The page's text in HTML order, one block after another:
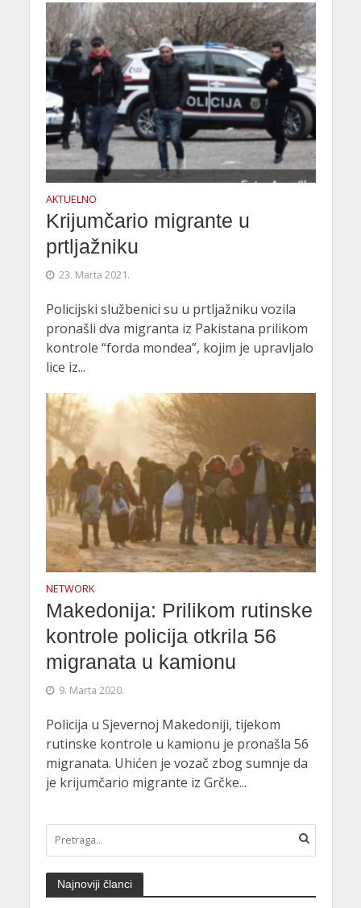
AKTUELNO
Krijumčario migrante u
prtljažniku
23. Marta 2021.
Policijski službenici su u prtljažniku vozila
pronašli dva migranta iz Pakistana prilikom
kontrole “forda mondea”, kojim je upravljalo
lice iz...
NETWORK
Makedonija: Prilikom rutinske
kontrole policija otkrila 56
migranata u kamionu
9. Marta 2020.
Policija u Sjevernoj Makedoniji, tijekom
rutinske kontrole u kamionu je pronašla 56
migranata. Uhićen je vozač zbog sumnje da
je krijumčario migrante iz Grčke...
Najnoviji članci